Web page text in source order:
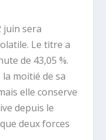
juin sera
Le titre a
de 43,05 %.
moitié de sa
elle conserve
depuis le
deux forces